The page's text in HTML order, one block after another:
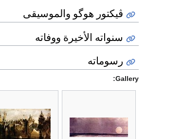
ڤيكتور هوگو والموسيقى
سنواته الأخيرة ووفاته
رسوماته
Gallery: